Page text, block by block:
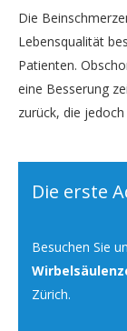
Die
Lebensqualität
Patienten.
eine Besserung
zurück, die
Die erste
Besuchen Sie
Zürich.